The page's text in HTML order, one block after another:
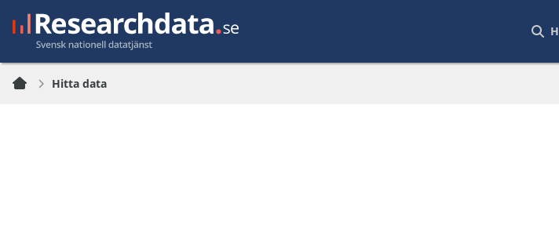
Hitta data